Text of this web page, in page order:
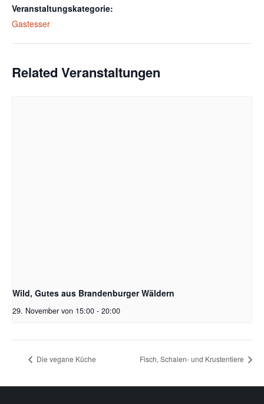
Veranstaltungskategorie:
Gastesser
Related Veranstaltungen
Wild, Gutes aus Brandenburger Wäldern
29. November von 15:00 - 20:00
Die vegane Küche Fisch, Schalen- und Krustentiere